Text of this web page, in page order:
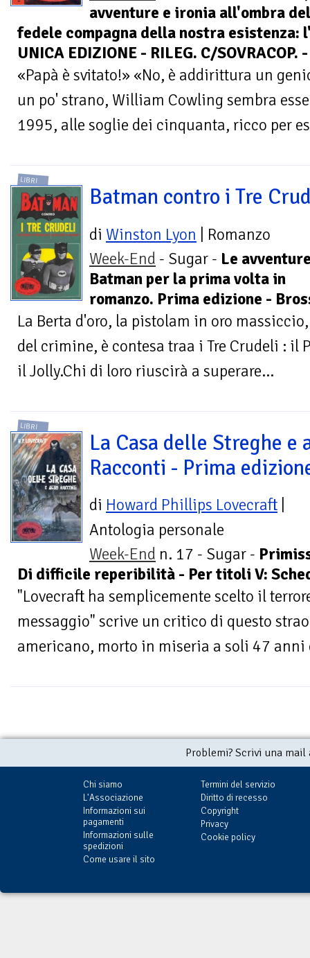
avventure e ironia all'ombra
fedele compagna della nostra esistenza:
UNICA EDIZIONE - RILEG. C/SOVRACOP. -
«Papà è svitato!» «No, è addirittura un
un po' strano, William Cowling sembra
1995, alle soglie dei cinquanta, ricco per
LIBRI
Batman contro i Tre
di Winston Lyon | Romanzo
Week-End - Sugar - Le
Batman per la prima volta in
romanzo. Prima edizione -
La Berta d'oro, la pistolam in oro
del crimine, è contesa traa i Tre Crudeli : il
il Jolly.Chi di loro riuscirà a superare...
LIBRI
La Casa delle Streghe e
Racconti - Prima
di Howard Phillips Lovecraft
Antologia personale
Week-End n. 17 - Sugar -
Di difficile reperibilità - Per titoli V:
"Lovecraft ha semplicemente scelto il
messaggio" scrive un critico di questo
americano, morto in miseria a soli 47 anni
Problemi? Scrivi una
Chi siamo
L'Associazione
Informazioni sui
pagamenti
Informazioni sulle
spedizioni
Come usare il sito
Termini del servizio
Diritto di recesso
Copyright
Privacy
Cookie policy